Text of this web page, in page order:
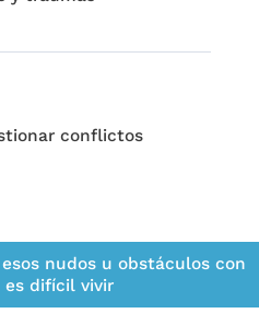
conflictos
nudos u obstáculos con
es difícil vivir